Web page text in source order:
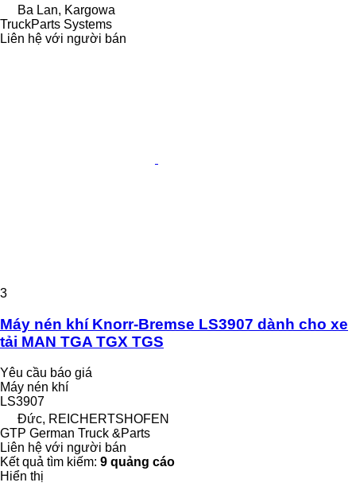
Ba Lan, Kargowa
TruckParts Systems
Liên hệ với người bán
3
Máy nén khí Knorr-Bremse LS3907 dành cho xe
tải MAN TGA TGX TGS
Yêu cầu báo giá
Máy nén khí
LS3907
Đức, REICHERTSHOFEN
GTP German Truck &Parts
Liên hệ với người bán
Kết quả tìm kiếm: 9 quảng cáo
Hiển thị